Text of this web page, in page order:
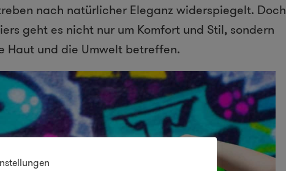
nach natürlicher Eleganz widerspiegelt. Doch
geht es nicht nur um Komfort und Stil, sondern
Haut und die Umwelt betreffen.